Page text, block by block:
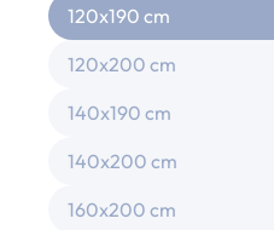
120x190 cm
120x200 cm
140x190 cm
140x200 cm
160x200 cm